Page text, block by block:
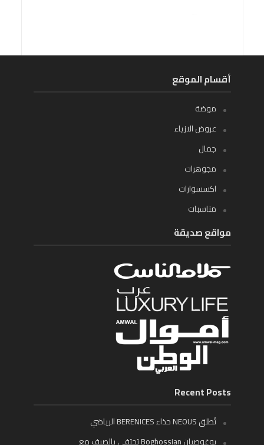
أقسام الموقع
موضة
عروض الازياء
جمال
مجوهرات
اكسسوارات
مناسبات
مواقع صديقة
Recent Posts
تُطلق NEOUS حذاء BERENICES الرياضي
بوغوصيان Boghossian تحتفي بالصيف مع